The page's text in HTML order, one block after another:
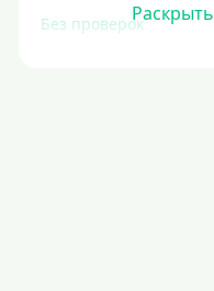
Без проверокРаскрыть